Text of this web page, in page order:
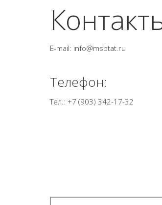
E-mail: info@msbtat.ru
Телефон:
Тел.: +7 (903) 342-17-32